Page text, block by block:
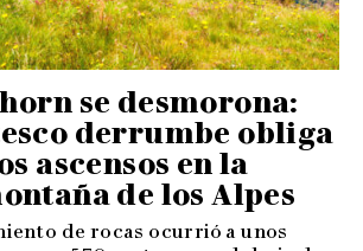
se desmorona:
derrumbe obliga
ascensos en la
de los Alpes
de rocas ocurrió a unos